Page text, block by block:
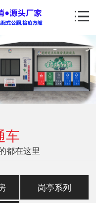
车
都在这里
岗亭系列